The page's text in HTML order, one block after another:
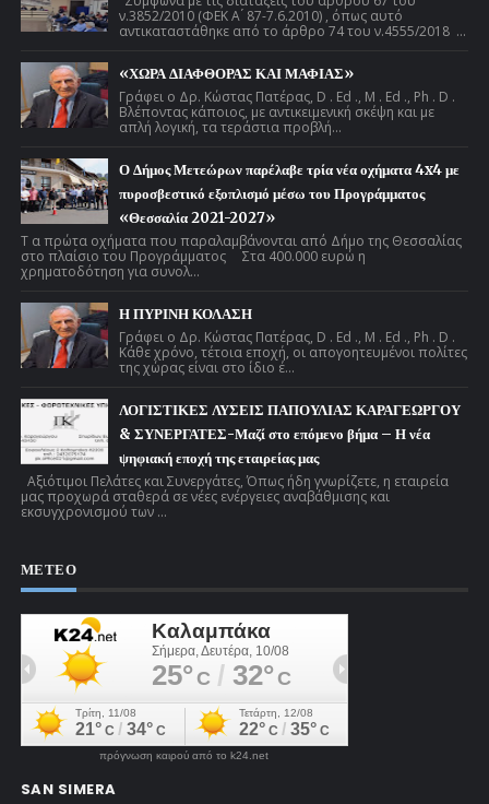
ν.3852/2010 (ΦΕΚ Α ́ 87-7.6.2010) , όπως αυτό
αντικαταστάθηκε από το άρθρο 74 του ν.4555/2018 ...
«ΧΩΡΑ ΔΙΑΦΘΟΡΑΣ ΚΑΙ ΜΑΦΙΑΣ»
Γράφει ο Δρ. Κώστας Πατέρας, D . Ed ., M . Ed ., Ph . D .
Βλέποντας κάποιος, με αντικειμενική σκέψη και με
απλή λογική, τα τεράστια προβλή...
Ο Δήμος Μετεώρων παρέλαβε τρία νέα οχήματα 4x4 με
πυροσβεστικό εξοπλισμό μέσω του Προγράμματος
«Θεσσαλία 2021-2027»
Τ α πρώτα οχήματα που παραλαμβάνονται από Δήμο της Θεσσαλίας
στο πλαίσιο του Προγράμματος Στα 400.000 ευρώ η
χρηματοδότηση για συνολ...
Η ΠΥΡΙΝΗ ΚΟΛΑΣΗ
Γράφει ο Δρ. Κώστας Πατέρας, D . Ed ., M . Ed ., Ph . D .
Κάθε χρόνο, τέτοια εποχή, οι απογοητευμένοι πολίτες
της χώρας είναι στο ίδιο έ...
ΛΟΓΙΣΤΙΚΕΣ ΛΥΣΕΙΣ ΠΑΠΟΥΛΙΑΣ ΚΑΡΑΓΕΩΡΓΟΥ
& ΣΥΝΕΡΓΑΤΕΣ-Μαζί στο επόμενο βήμα – Η νέα
ψηφιακή εποχή της εταιρείας μας
Αξιότιμοι Πελάτες και Συνεργάτες, Όπως ήδη γνωρίζετε, η εταιρεία
μας προχωρά σταθερά σε νέες ενέργειες αναβάθμισης και
εκσυγχρονισμού των ...
ΜΕΤΕΟ
πρόγνωση καιρού από το k24.net
SAN SIMERA